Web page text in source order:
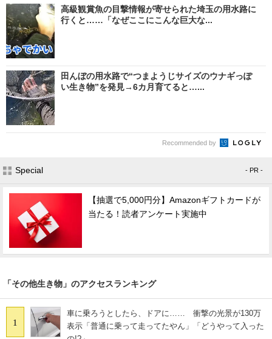
高級観賞魚の目撃情報が寄せられた埼玉の用水路に
行くと……「なぜここにこんな巨大な...
田んぼの用水路で“つまようじサイズのウナギっぽ
い生き物”を発見→6カ月育てると…...
Recommended by
Special - PR -
【抽選で5,000円分】Amazonギフトカードが
当たる！読者アンケート実施中
「その他生き物」のアクセスランキング
1
車に乗ろうとしたら、ドアに…… 衝撃の光景が130万
表示「普通に乗って走ってたやん」「どうやって入った